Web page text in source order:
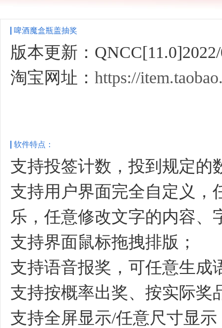
啤酒魔盒瓶盖抽奖
版本更新：
淘宝网址： https://
软件特点：
支持投签计数，投到规定的
支持用户界面完全自定义，
乐，任意修改文字的内容、
支持界面鼠标拖拽排版；
支持语音报奖，可任意生成
支持按概率出奖、按实际奖
支持全屏显示/任意尺寸显